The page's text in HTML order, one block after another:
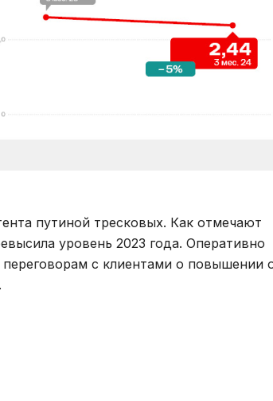
путиной тресковых. Как отмечают
уровень 2023 года. Оперативно
с клиентами о повышении